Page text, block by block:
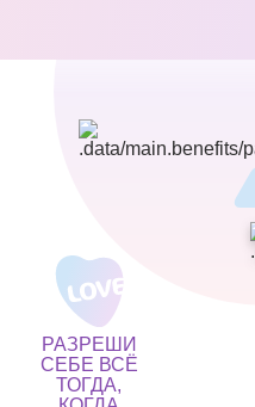
РАЗРЕШИ
СЕБЕ ВСЁ
ТОГДА,